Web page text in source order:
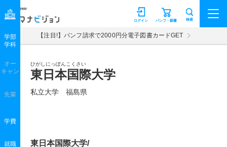
マナビジョン パンフ・願書
ログイン 検索
【注目!】パンフ請求で2000円分電子図書カードGET
ひがしにっぽんこくさい
東日本国際大学
私立大学 福島県
学部
学科
オー
キャン
先輩
学費
就職
東日本国際大学/